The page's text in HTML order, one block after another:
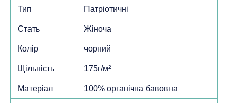
Тип Патріотичні
Стать Жіноча
Колір чорний
Щільність 175г/м²
Матеріал 100% органічна бавовна